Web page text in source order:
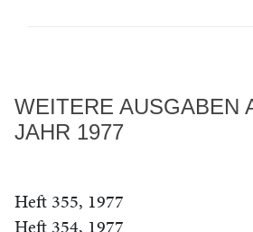
WEITERE AUSGABEN
JAHR 1977
Heft 355, 1977
Heft 354, 1977